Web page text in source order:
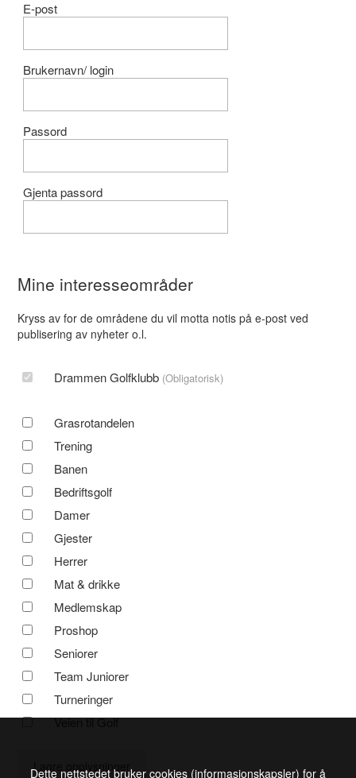
E-post
Brukernavn/ login
Passord
Gjenta passord
Mine interesseområder
Kryss av for de områdene du vil motta notis på e-post ved
publisering av nyheter o.l.
Drammen Golfklubb (Obligatorisk)
Grasrotandelen
Trening
Banen
Bedriftsgolf
Damer
Gjester
Herrer
Mat & drikke
Medlemskap
Proshop
Seniorer
Team Juniorer
Turneringer
Veien til Golf
Dette nettstedet bruker cookies (informasjonskapsler) for å